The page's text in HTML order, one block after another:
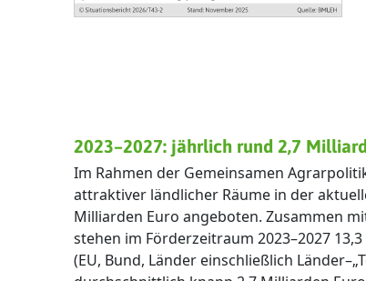
2023–2027: jährlich rund 2,7
Im Rahmen der Gemeinsamen
attraktiver ländlicher Räume in der
Milliarden Euro angeboten. Zusammen
stehen im Förderzeitraum 2023–2027
(EU, Bund, Länder einschließlich